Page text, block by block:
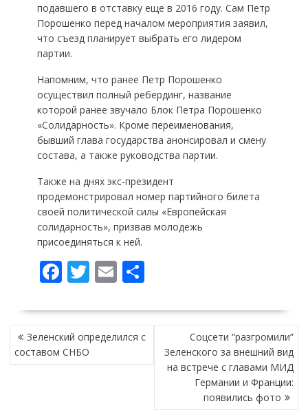
подавшего в отставку еще в 2016 году. Сам Петр
Порошенко перед началом мероприятия заявил,
что съезд планирует выбрать его лидером
партии.
Напомним, что ранее Петр Порошенко
осуществил полный ребердинг, название
которой ранее звучало Блок Петра Порошенко
«Солидарность». Кроме переименования,
бывший глава государства анонсировал и смену
состава, а также руководства партии.
Также на днях экс-президент
продемонстрировал номер партийного билета
своей политической силы «Европейская
солидарность», призвав молодежь
присоединяться к ней.
F
e
b
o
T
itt
er
E
ai
l
П
ді
л
и
и
НАВІГАЦІЯ
ЗАПИСІВ
Зеленский определился с
составом СНБО
Соцсети “разгромили”
Зеленского за внешний вид
на встрече с главами МИД
Германии и Франции:
появились фото